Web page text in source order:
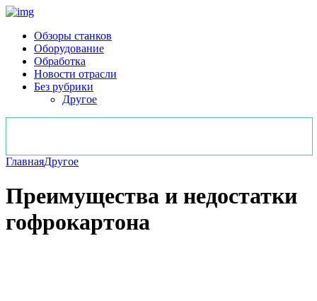
Обзоры станков
Оборудование
Обработка
Новости отрасли
Без рубрики
Другое
ГлавнаяДругое
Преимущества и недостатки
гофрокартона